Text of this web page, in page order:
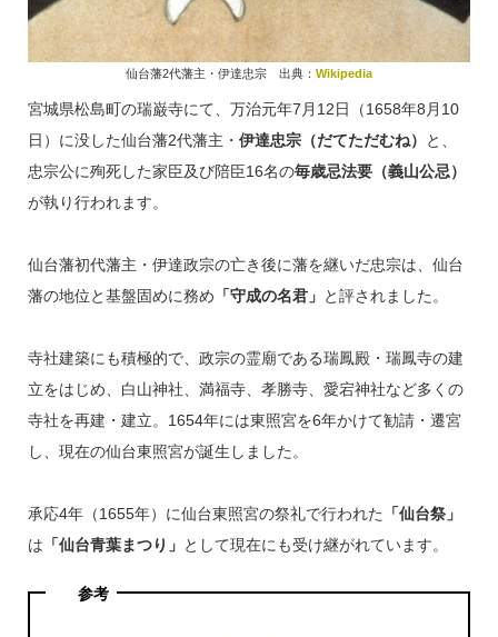
仙台藩2代藩主・伊達忠宗 出典： Wikipedia
宮城県松島町の瑞巌寺にて、万治元年7月12日（1658年8月10
日）に没した仙台藩2代藩主・ 伊達忠宗（だてただむね）
と、
忠宗公に殉死した家臣及び陪臣16名の毎歳忌法要（義山公忌）
が執り行われます。
仙台藩初代藩主・伊達政宗の亡き後に藩を継いだ忠宗は、仙台
藩の地位と基盤固めに務め 「守成の名君」 と評されました。
寺社建築にも積極的で、政宗の霊廟である瑞鳳殿・瑞鳳寺の建
立をはじめ、白山神社、満福寺、孝勝寺、愛宕神社など多くの
寺社を再建・建立。1654年には東照宮を6年かけて勧請・遷宮
し、現在の仙台東照宮が誕生しました。
承応4年（1655年）に仙台東照宮の祭礼で行われた
「仙台祭」
は 「仙台青葉まつり」 として現在にも受け継がれています。
参考